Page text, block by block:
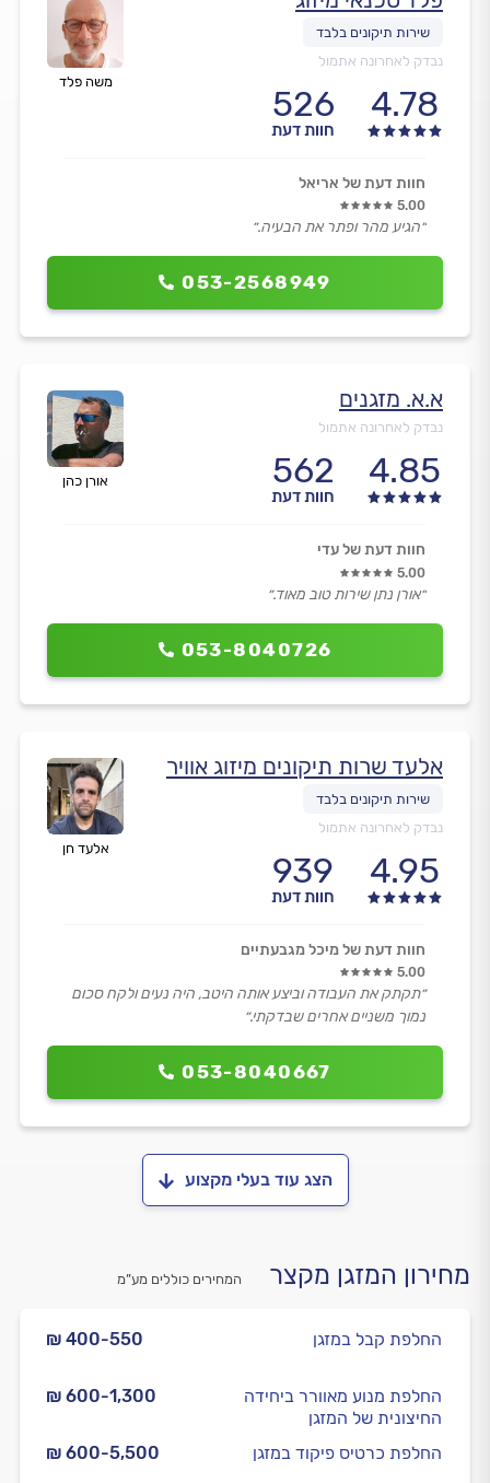
משה פלד
נבדק לאחרונה אתמול
4.78
526
חוות דעת
053-2568949
חוות דעת של אריאל
5.00
״הגיע מהר ופתר את הבעיה.״
אורן כהן
א.א. מזגנים
נבדק לאחרונה אתמול
4.85
562
חוות דעת
053-8040726
חוות דעת של עדי
5.00
״אורן נתן שירות טוב מאוד.״
אלעד חן
אלעד שרות תיקונים מיזוג אוויר
נבדק לאחרונה אתמול
4.95
939
חוות דעת
053-8040667
חוות דעת של מיכל מגבעתיים
5.00
״תקתק את העבודה וביצע אותה היטב, היה נעים ולקח סכום
נמוך משניים אחרים שבדקתי.״
הצג עוד בעלי מקצוע
מחירון המזגן מקצר המחירים כוללים מע”מ
₪ 400-550 החלפת קבל במזגן
₪ 600-1,300
החלפת מנוע מאוורר ביחידה
החיצונית של המזגן
₪ 600-5,500
החלפת כרטיס פיקוד במזגן